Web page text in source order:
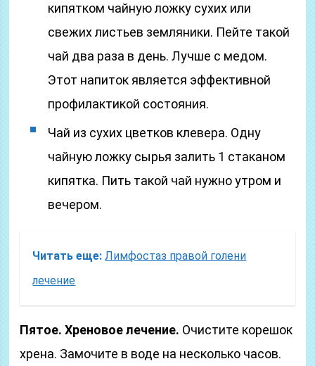
кипятком чайную ложку сухих или
свежих листьев земляники. Пейте такой
чай два раза в день. Лучше с медом.
Этот напиток является эффективной
профилактикой состояния.
Чай из сухих цветков клевера. Одну
чайную ложку сырья залить 1 стаканом
кипятка. Пить такой чай нужно утром и
вечером.
Читать еще: Лимфостаз правой голени
лечение
Пятое. Хреновое лечение. Очистите корешок
хрена. Замочите в воде на несколько часов.